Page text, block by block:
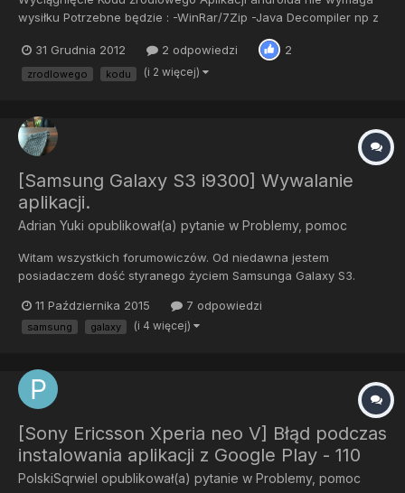
wysiłku Potrzebne będzie : -WinRar/7Zip -Java Decompiler np z
ściagnięcia z
http://code.google.com/p/dex2jar/downloads/detail?
31 Grudnia 2012 2 odpowiedzi 2
zrodlowego kodu (i 2 więcej)
[Samsung Galaxy S3 i9300] Wywalanie
aplikacji.
Adrian Yuki opublikował(a) pytanie w Problemy, pomoc
Witam wszystkich forumowiczów. Od niedawna jestem
posiadaczem dość styranego życiem Samsunga Galaxy S3.
słuchawka dobrze leży i świetnie działa. ALE no właśnie, ale.
Niestety mam z nim mały problem. Od wczorajszej nocy (od
11 Października 2015 7 odpowiedzi
samsung galaxy (i 4 więcej)
[Sony Ericsson Xperia neo V] Błąd podczas
instalowania aplikacji z Google Play - 110
PolskiSqrwiel opublikował(a) pytanie w Problemy, pomoc